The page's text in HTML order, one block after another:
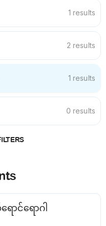
1 results
2 results
1 results
0 results
ာင်ရောဂါ